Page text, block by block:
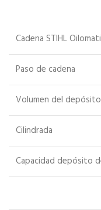
Cadena STIHL
Paso de cadena
Volumen del depósito
Cilindrada
Capacidad depósito